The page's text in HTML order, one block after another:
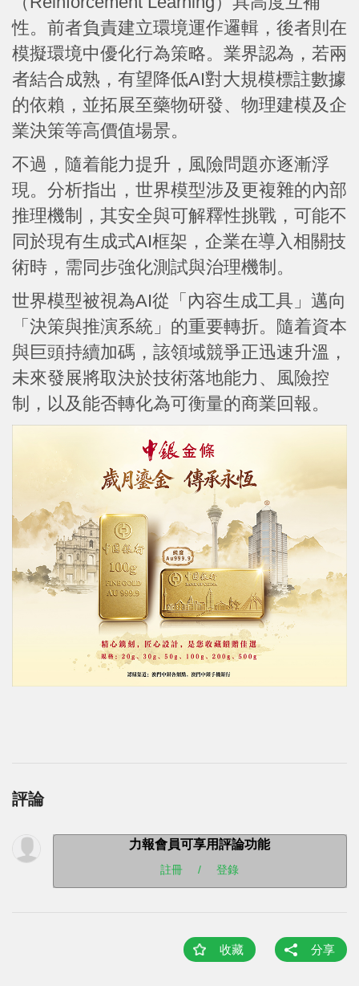
性。前者負責建立環境運作邏輯，後者則在
模擬環境中優化行為策略。業界認為，若兩
者結合成熟，有望降低AI對大規模標註數據
的依賴，並拓展至藥物研發、物理建模及企
業決策等高價值場景。
不過，隨着能力提升，風險問題亦逐漸浮
現。分析指出，世界模型涉及更複雜的內部
推理機制，其安全與可解釋性挑戰，可能不
同於現有生成式AI框架，企業在導入相關技
術時，需同步強化測試與治理機制。
世界模型被視為AI從「內容生成工具」邁向
「決策與推演系統」的重要轉折。隨着資本
與巨頭持續加碼，該領域競爭正迅速升溫，
未來發展將取決於技術落地能力、風險控
制，以及能否轉化為可衡量的商業回報。
評論
力報會員可享用評論功能
註冊 / 登錄
收藏 分享